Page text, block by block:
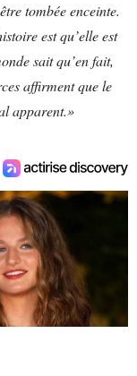
tombée enceinte.
est qu’elle est
sait qu’en fait,
affirment que le
apparent.»